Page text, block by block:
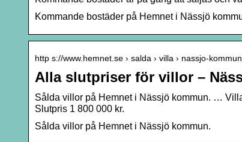
Kommande bostäder på Hemnet i Nässjö
http s://www.hemnet.se › salda › villa › nassjo-kommun
Alla slutpriser för villor –
Sålda villor på Hemnet i Nässjö kommun. …
Slutpris 1 800 000 kr.
Sålda villor på Hemnet i Nässjö kommun.